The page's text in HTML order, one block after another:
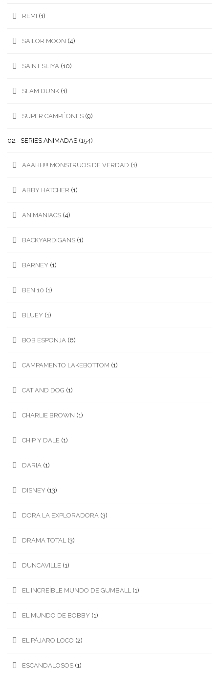
REMI (1)
SAILOR MOON (4)
SAINT SEIYA (10)
SLAM DUNK (1)
SUPER CAMPÉONES (9)
02.- SERIES ANIMADAS (154)
AAAHH!!! MONSTRUOS DE VERDAD (1)
ABBY HATCHER (1)
ANIMANIACS (4)
BACKYARDIGANS (1)
BARNEY (1)
BEN 10 (1)
BLUEY (1)
BOB ESPONJA (6)
CAMPAMENTO LAKEBOTTOM (1)
CAT AND DOG (1)
CHARLIE BROWN (1)
CHIP Y DALE (1)
DARIA (1)
DISNEY (13)
DORA LA EXPLORADORA (3)
DRAMA TOTAL (3)
DUNCAVILLE (1)
EL INCREÍBLE MUNDO DE GUMBALL (1)
EL MUNDO DE BOBBY (1)
EL PÁJARO LOCO (2)
ESCANDALOSOS (1)